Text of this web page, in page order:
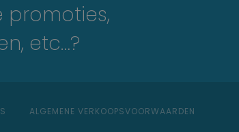
promoties,
etc…?
ALGEMENE VERKOOPSVOORWAARDEN